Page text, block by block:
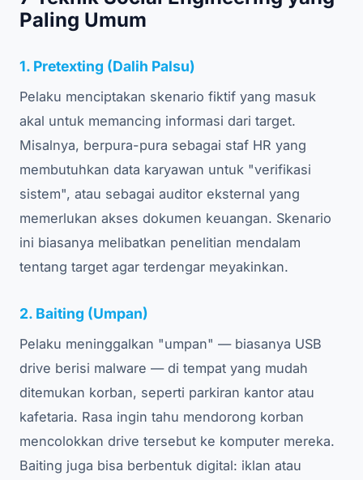
Paling Umum
1. Pretexting (Dalih Palsu)
Pelaku menciptakan skenario fiktif yang masuk
akal untuk memancing informasi dari target.
Misalnya, berpura-pura sebagai staf HR yang
membutuhkan data karyawan untuk "verifikasi
sistem", atau sebagai auditor eksternal yang
memerlukan akses dokumen keuangan. Skenario
ini biasanya melibatkan penelitian mendalam
tentang target agar terdengar meyakinkan.
2. Baiting (Umpan)
Pelaku meninggalkan "umpan" — biasanya USB
drive berisi malware — di tempat yang mudah
ditemukan korban, seperti parkiran kantor atau
kafetaria. Rasa ingin tahu mendorong korban
mencolokkan drive tersebut ke komputer mereka.
Baiting juga bisa berbentuk digital: iklan atau